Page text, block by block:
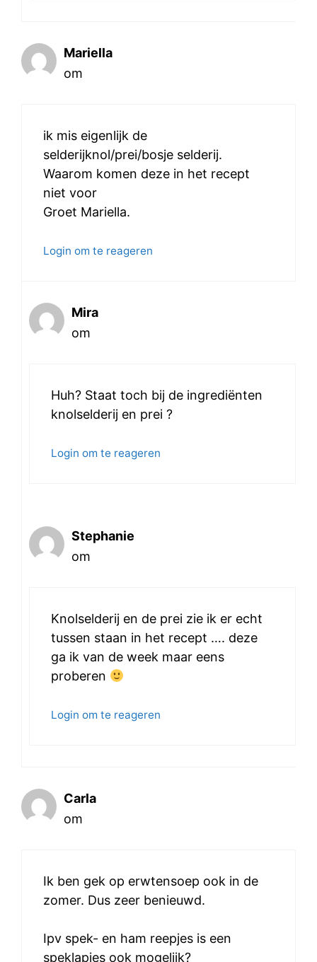
Mariella
om
ik mis eigenlijk de
selderijknol/prei/bosje selderij.
Waarom komen deze in het recept
niet voor
Groet Mariella.
Login om te reageren
Mira
om
Huh? Staat toch bij de ingrediënten
knolselderij en prei ?
Login om te reageren
Stephanie
om
Knolselderij en de prei zie ik er echt
tussen staan in het recept …. deze
ga ik van de week maar eens
proberen
Login om te reageren
Carla
om
Ik ben gek op erwtensoep ook in de
zomer. Dus zeer benieuwd.
Ipv spek- en ham reepjes is een
speklapjes ook mogelijk?